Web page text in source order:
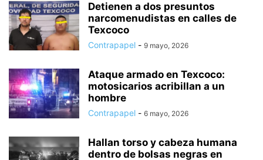
CUAUTITLÁN IZCALLI CUAUTLA CULTURA DEPORTE ECATEPEC
ECATZINGO EDUCACIÓN ELECCIÓN ESTADO DE MÉXICO
ELECCIONES EDOMEX
HUIXQUILUCAN INTERNACIONAL ISIDRO FABELA
IXTAPAN DE LA SAL IXTLAHUACA JALTENCO JILOTEPEC
JILOTZINGO JIQUIPILCO
JUCHITEPEC LA PAZ LEGISLATURA LERMA
NACIONAL NAUCÁLPAN NEXTLALPAN NEZAHUALCÓYOTL
Detienen a dos presuntos
narcomenudistas en calles de
Texcoco
Contrapapel - 9 mayo, 2026
Ataque armado en Texcoco:
motosicarios acribillan a un
hombre
Contrapapel - 6 mayo, 2026
Hallan torso y cabeza humana
dentro de bolsas negras en